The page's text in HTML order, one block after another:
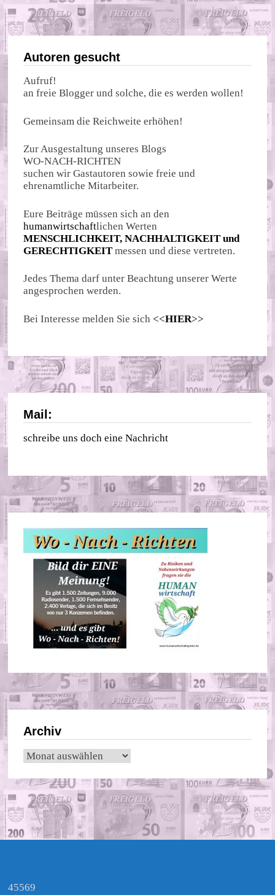
Autoren gesucht
Aufruf!
an freie Blogger und solche, die es werden wollen!
Gemeinsam die Reichweite erhöhen!
Zur Ausgestaltung unseres Blogs
WO-NACH-RICHTEN
suchen wir Gastautoren sowie freie und
ehrenamtliche Mitarbeiter.
Eure Beiträge müssen sich an den
humanwirtschaftlichen Werten
MENSCHLICHKEIT, NACHHALTIGKEIT und
GERECHTIGKEIT messen und diese vertreten.
Jedes Thema darf unter Beachtung unserer Werte
angesprochen werden.
Bei Interesse melden Sie sich <<HIER>>
Mail:
schreibe uns doch eine Nachricht
Archiv
Archiv
45569